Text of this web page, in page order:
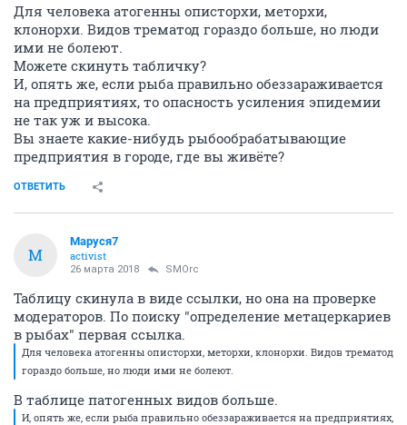
Для человека атогенны описторхи, меторхи,
клонорхи. Видов трематод гораздо больше, но люди
ими не болеют.
Можете скинуть табличку?
И, опять же, если рыба правильно обеззараживается
на предприятиях, то опасность усиления эпидемии
не так уж и высока.
Вы знаете какие-нибудь рыбообрабатывающие
предприятия в городе, где вы живёте?
ОТВЕТИТЬ
М
Маруся7
activist
26 марта 2018 SMOrc
Таблицу скинула в виде ссылки, но она на проверке
модераторов. По поиску "определение метацеркариев
в рыбах" первая ссылка.
Для человека атогенны описторхи, меторхи, клонорхи. Видов трематод
гораздо больше, но люди ими не болеют.
В таблице патогенных видов больше.
И, опять же, если рыба правильно обеззараживается на предприятиях,